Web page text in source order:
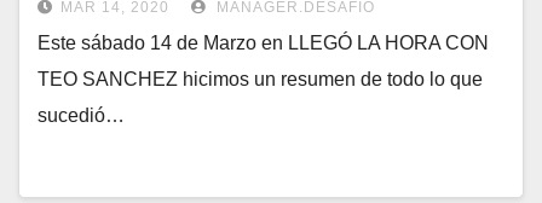
MAR 14, 2020 MANAGER.DESAFIO
Este sábado 14 de Marzo en LLEGÓ LA HORA CON
TEO SANCHEZ hicimos un resumen de todo lo que
sucedió…